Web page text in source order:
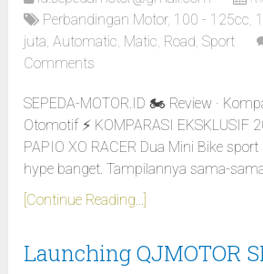
Perbandingan Motor, 100 - 125cc,
juta,Automatic, Matic, Road,Sport
Comments
SEPEDA-MOTOR.ID 🏍️ Review ·
Otomotif ⚡ KOMPARASI EKSKLUSIF
PAPIO XO RACER Dua Mini Bike
hype banget. Tampilannya sama-
[Continue Reading...]
Launching QJMOTOR